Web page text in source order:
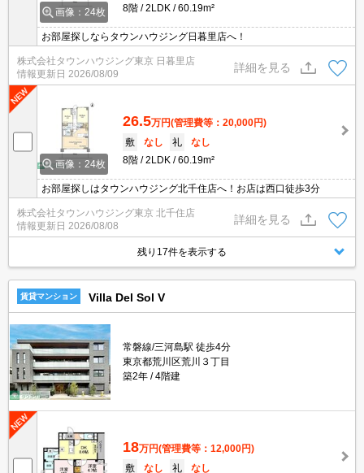
画像：24枚
8階
2LDK 60.19m²
お部屋探しならタウンハウジング日暮里店へ！
株式会社タウンハウジング東京 日暮里店
情報更新日 2026/08/09
詳細を見る
画像：24枚
26.5万円(管理費等：20,000円)
敷
なし 礼
なし
8階
2LDK 60.19m²
お部屋探しはタウンハウジング北千住店へ！お店は西口徒歩3分
株式会社タウンハウジング東京 北千住店
情報更新日 2026/08/08
詳細を見る
残り17件を表示する
賃貸マンション Villa Del Sol V
常磐線/三河島駅 徒歩4分
東京都荒川区荒川３丁目
築2年
4階建
18万円(管理費等：12,000円)
敷
なし 礼 なし